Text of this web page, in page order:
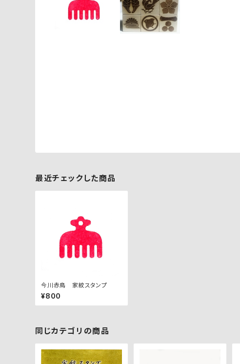
最近チェックした商品
今川赤鳥 家紋スタンプ
¥800
同じカテゴリの商品